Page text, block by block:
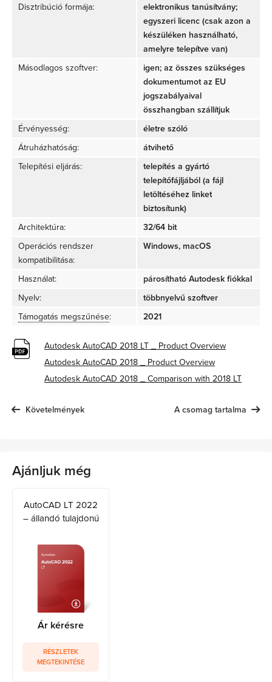
Disztribúció formája:
elektronikus tanúsítvány;
egyszeri licenc (csak azon a
készüléken használható,
amelyre telepítve van)
Másodlagos szoftver:
igen; az összes szükséges
dokumentumot az EU
jogszabályaival
összhangban szállítjuk
Érvényesség:
életre szóló
Átruházhatóság:
átvihető
Telepítési eljárás:
telepítés a gyártó
telepítőfájljából (a fájl
letöltéséhez linket
biztosítunk)
Architektúra:
32/64 bit
Operációs rendszer
kompatibilitása:
Windows, macOS
Használat:
párosítható Autodesk fiókkal
Nyelv:
többnyelvű szoftver
Támogatás megszűnése: 2021
Autodesk AutoCAD 2018 LT _ Product Overview
Autodesk AutoCAD 2018 _ Product Overview
Autodesk AutoCAD 2018 _ Comparison with 2018 LT
Követelmények A csomag tartalma
Ajánljuk még
AutoCAD LT 2022
– állandó tulajdonú
Ár kérésre
RÉSZLETEK
MEGTEKINTÉSE